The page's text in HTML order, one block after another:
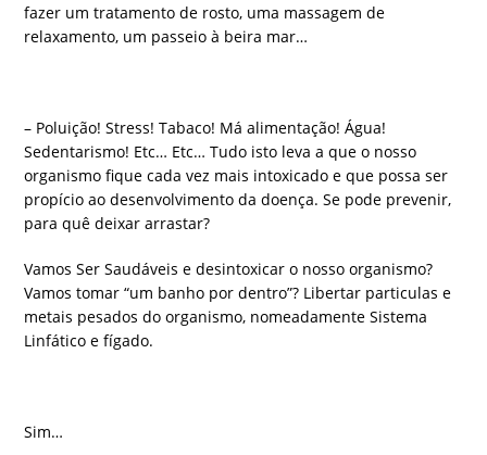
fazer um tratamento de rosto, uma massagem de
relaxamento, um passeio à beira mar…
– Poluição! Stress! Tabaco! Má alimentação! Água!
Sedentarismo! Etc… Etc… Tudo isto leva a que o nosso
organismo fique cada vez mais intoxicado e que possa ser
propício ao desenvolvimento da doença. Se pode prevenir,
para quê deixar arrastar?
Vamos Ser Saudáveis e desintoxicar o nosso organismo?
Vamos tomar “um banho por dentro”? Libertar particulas e
metais pesados do organismo, nomeadamente Sistema
Linfático e fígado.
Sim…